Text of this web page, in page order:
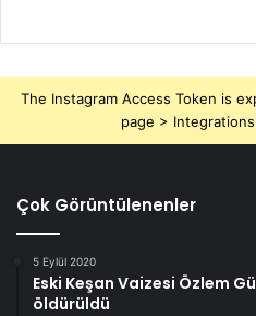
The Instagram Access Token is
page >
Çok Görüntülenenler
5 Eylül 2020
Eski Keşan Vaizesi Özlem
öldürüldü